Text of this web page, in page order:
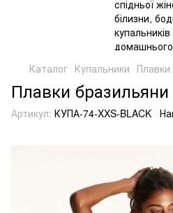
Каталог Купальники
Плавки
Артикул: КУПА-74-XXS-BLACK